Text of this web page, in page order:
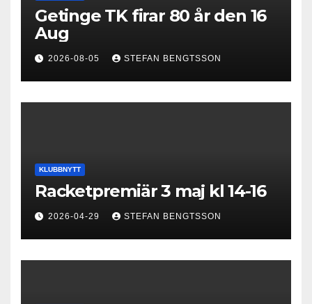
Getinge TK firar 80 år den 16
Aug
2026-08-05 STEFAN BENGTSSON
KLUBBNYTT
Racketpremiär 3 maj kl 14-16
2026-04-29 STEFAN BENGTSSON